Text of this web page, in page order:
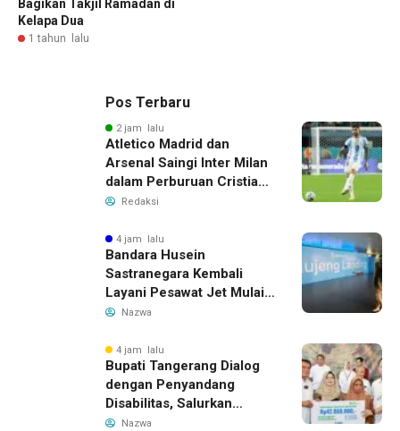
Bagikan Takjil Ramadan di
Kelapa Dua
1 tahun lalu
Pos Terbaru
2 jam lalu
Atletico Madrid dan
Arsenal Saingi Inter Milan
dalam Perburuan Cristian
Romero, Transfer Bek
Redaksi
4 jam lalu
Bandara Husein
Sastranegara Kembali
Layani Pesawat Jet Mulai
14 Agustus 2026, Garuda
Bandung-Denpasar
Nazwa
4 jam lalu
Bupati Tangerang Dialog
dengan Penyandang
Disabilitas, Salurkan
Bantuan dan Tampung
Nazwa